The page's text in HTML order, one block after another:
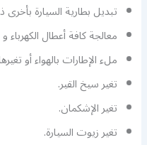
تبديل بطارية السيارة
معالجة كافة أعطال
ملء الإطارات بالهواء أو
تغير سيخ القير.
تغير الإشكمان.
تغير زيوت السيارة.